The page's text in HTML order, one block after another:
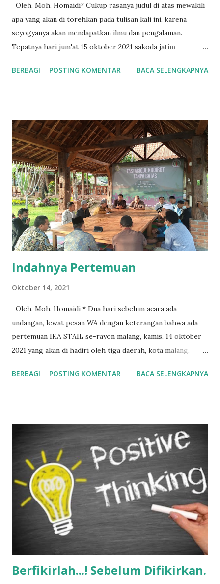
Oleh. Moh. Homaidi* Cukup rasanya judul di atas mewakili
apa yang akan di torehkan pada tulisan kali ini, karena
seyogyanya akan mendapatkan ilmu dan pengalaman.
Tepatnya hari jum'at 15 oktober 2021 sakoda jatim
malang raya, berupa Malang dan Batu serta ma'had Ali-
dan teknis mendapatkan nomor gugus depan secara
gamblang disampaikan oleh kakak Alim Puspianto, ia
menuturkan sebagai ketua Sakoda jawa timur. Kegiatan yang
bertempat di Ponpes Arti 2 ini berjalan lancar, dimulai
pukul 13.30 sampai 16.15 dengan menghasilkan keputusan
diataranya, terbentuknya sakocab dan nama lainya serta
runtutan nama pengurus. Standarisasi kebijakan dan
seragam salah satu hasil dalam rapat bersama tersebut.
Secara aklamasi ketua Sakocab Malang diamanahi kepada
kak Fahmi, M.M salah satu se...
BERBAGI POSTING KOMENTAR BACA SELENGKAPNYA
Indahnya Pertemuan
Oktober 14, 2021
Oleh. Moh. Homaidi * Dua hari sebelum acara ada
undangan, lewat pesan WA dengan keterangan bahwa ada
pertemuan IKA STAIL se-rayon malang, kamis, 14 oktober
2021 yang akan di hadiri oleh tiga daerah, kota malang,
masih belum percaya, apa bisa?, karena kesibukan teman-
bisa, gumam saya dalam hati. Pada hari H Kegiatan berjalan
lancar, di awali dengan senda gurau karena sudah lama tidak
bertemu dalam satu forum, apalagi langsung di hadiri oleh
ketua STAIL Dr. Mashud, M.Si., ini yang memicu semangat
untuk hadir. Pertemuan bertempat di warung tani, dengan
suasana lesehan, santai, penuh sumberingah, walau diiringi
senda gurau tetapi tetap khidmat, karena seyogyanya
alumni perguruan tinggi yang berbasis islam, adab menjadi
tulang punggung. Tolak ukur seorang kader dan leader ...
BERBAGI POSTING KOMENTAR BACA SELENGKAPNYA
Berfikirlah...! Sebelum Difikirkan.